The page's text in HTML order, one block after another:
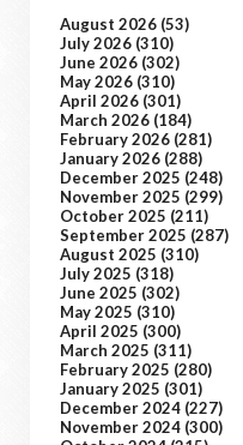
August 2026 (53)
July 2026 (310)
June 2026 (302)
May 2026 (310)
April 2026 (301)
March 2026 (184)
February 2026 (281)
January 2026 (288)
December 2025 (248)
November 2025 (299)
October 2025 (211)
September 2025 (287)
August 2025 (310)
July 2025 (318)
June 2025 (302)
May 2025 (310)
April 2025 (300)
March 2025 (311)
February 2025 (280)
January 2025 (301)
December 2024 (227)
November 2024 (300)